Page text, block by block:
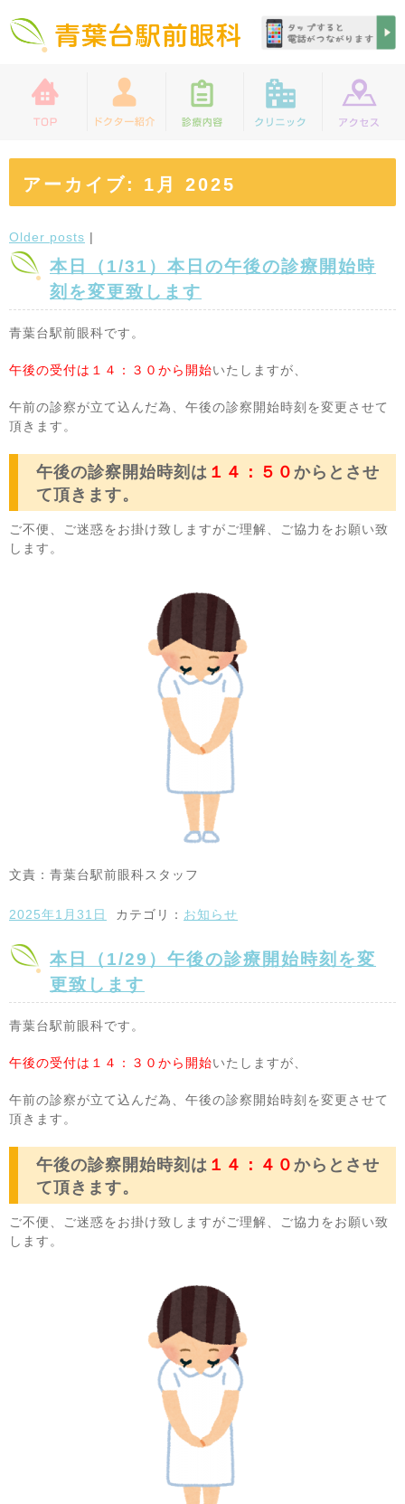
アーカイブ: 1月 2025
Older posts |
本日（1/31）本日の午後の診療開始時
刻を変更致します
青葉台駅前眼科です。
午後の受付は１４：３０から開始いたしますが、
午前の診察が立て込んだ為、午後の診察開始時刻を変更させて
頂きます。
午後の診察開始時刻は １４：５０ からとさせ
て頂きます。
ご不便、ご迷惑をお掛け致しますがご理解、ご協力をお願い致
します。
文責：青葉台駅前眼科スタッフ
2025年1月31日 カテゴリ： お知らせ
本日（1/29）午後の診療開始時刻を変
更致します
青葉台駅前眼科です。
午後の受付は１４：３０から開始いたしますが、
午前の診察が立て込んだ為、午後の診察開始時刻を変更させて
頂きます。
午後の診察開始時刻は １４：４０ からとさせ
て頂きます。
ご不便、ご迷惑をお掛け致しますがご理解、ご協力をお願い致
します。